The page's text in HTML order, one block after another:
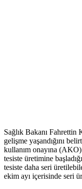
Sağlık Bakanı Fahrettin
gelişme yaşandığını
kullanım onayına
tesiste üretimine
tesiste daha seri
ekim ayı içerisinde seri